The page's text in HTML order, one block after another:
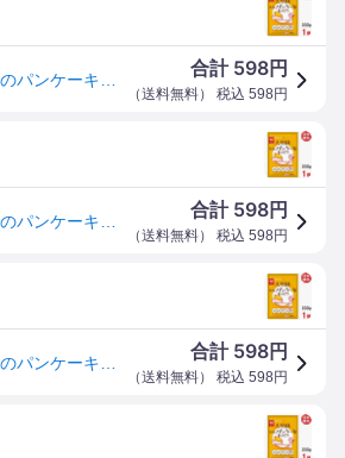
合計 598円
（送料無料） 税込 598 円
合計 598円
（送料無料） 税込 598 円
合計 598円
（送料無料） 税込 598 円